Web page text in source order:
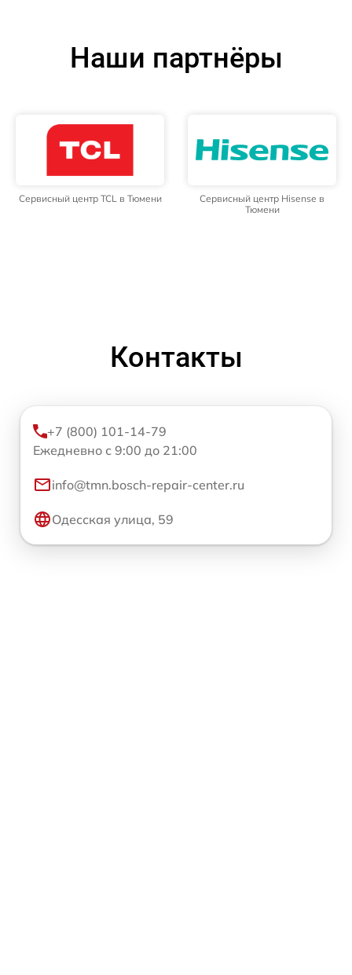
Наши партнёры
Сервисный центр TCL в Тюмени
Сервисный центр Hisense в
Тюмени
Контакты
+7 (800) 101-14-79
Ежедневно с 9:00 до 21:00
info@tmn.bosch-repair-center.ru
Одесская улица, 59